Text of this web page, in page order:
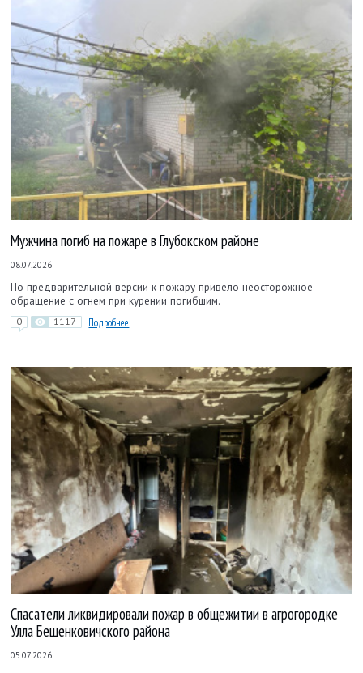
Мужчина погиб на пожаре в Глубокском районе
08.07.2026
По предварительной версии к пожару привело неосторожное
обращение с огнем при курении погибшим.
0 1117 Подробнее
Спасатели ликвидировали пожар в общежитии в агрогородке
Улла Бешенковичского района
05.07.2026